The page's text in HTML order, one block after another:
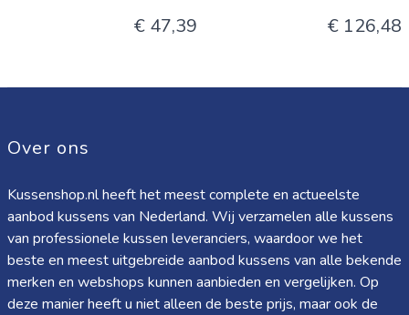
€ 47,39 € 126,48
Over ons
Kussenshop.nl heeft het meest complete en actueelste
aanbod kussens van Nederland. Wij verzamelen alle kussens
van professionele kussen leveranciers, waardoor we het
beste en meest uitgebreide aanbod kussens van alle bekende
merken en webshops kunnen aanbieden en vergelijken. Op
deze manier heeft u niet alleen de beste prijs, maar ook de